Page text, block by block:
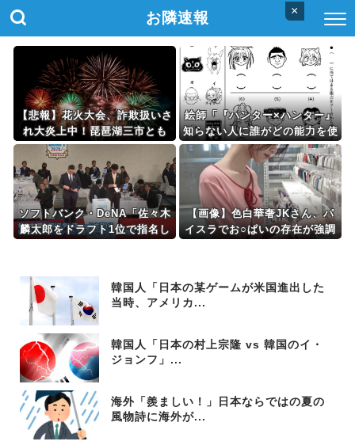
×
お隣速報
【悲報】花火大会、詐欺扱いさ
れ大炎上中！琵琶湖三市とも
「知らない」と公式声明⇒！
絵師「『ハンター×ハンター』
知らない人に誰がどの能力を使
うか解いてもらいたい」→問題
が絶妙すぎてファンのニヤニヤ
が止まらなくなるｗｗｗｗｗ
ソフトバンク・DeNA「佐々木
麟太郎をドラフト1位で指名し
【画像】色白華奢JKさん、パ
イスラでお○ぱいの存在が強調
韓国人「日本の某ゲームが米国進出した
当時、アメリカ...
韓国人「日本の村上宗隆 vs 韓国のイ・
ジョンフ」...
海外「羨ましい！」日本ならではの夏の
風物詩に海外が...